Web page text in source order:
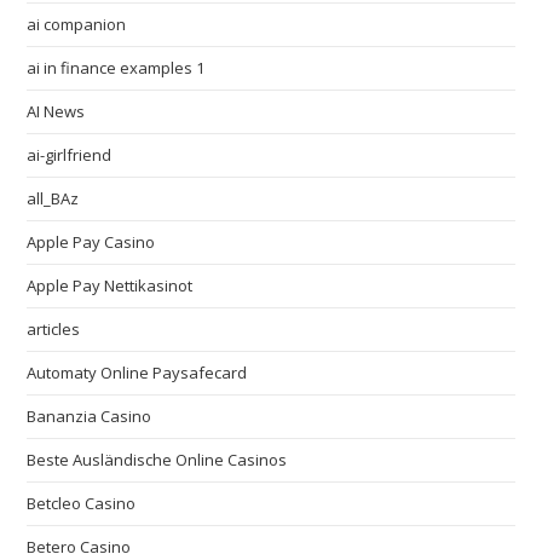
ai companion
ai in finance examples 1
AI News
ai-girlfriend
all_BAz
Apple Pay Casino
Apple Pay Nettikasinot
articles
Automaty Online Paysafecard
Bananzia Casino
Beste Ausländische Online Casinos
Betcleo Casino
Betero Casino